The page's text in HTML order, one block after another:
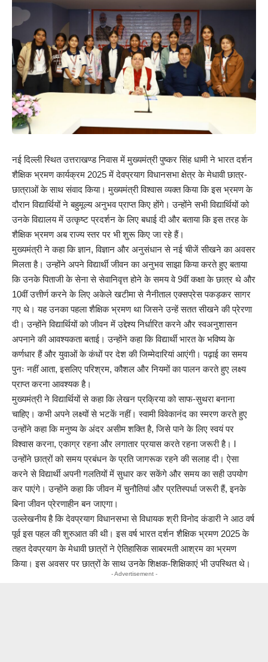
नई दिल्ली स्थित उत्तराखण्ड निवास में मुख्यमंत्री पुष्कर सिंह धामी ने भारत दर्शन
शैक्षिक भ्रमण कार्यक्रम 2025 में देवप्रयाग विधानसभा क्षेत्र के मेधावी छात्र-
छात्राओं के साथ संवाद किया। मुख्यमंत्री विश्वास व्यक्त किया कि इस भ्रमण के
दौरान विद्यार्थियों ने बहुमूल्य अनुभव प्राप्त किए होंगे। उन्होंने सभी विद्यार्थियों को
उनके विद्यालय में उत्कृष्ट प्रदर्शन के लिए बधाई दी और बताया कि इस तरह के
शैक्षिक भ्रमण अब राज्य स्तर पर भी शुरू किए जा रहे हैं।
मुख्यमंत्री ने कहा कि ज्ञान, विज्ञान और अनुसंधान से नई चीजें सीखने का अवसर
मिलता है। उन्होंने अपने विद्यार्थी जीवन का अनुभव साझा किया करते हुए बताया
कि उनके पिताजी के सेना से सेवानिवृत्त होने के समय वे 9वीं कक्षा के छात्र थे और
10वीं उत्तीर्ण करने के लिए अकेले खटीमा से नैनीताल एक्सप्रेस पकड़कर सागर
गए थे। यह उनका पहला शैक्षिक भ्रमण था जिसने उन्हें सतत सीखने की प्रेरणा
दी। उन्होंने विद्यार्थियों को जीवन में उद्देश्य निर्धारित करने और स्वअनुशासन
अपनाने की आवश्यकता बताई। उन्होंने कहा कि विद्यार्थी भारत के भविष्य के
कर्णधार हैं और युवाओं के कंधों पर देश की जिम्मेदारियां आएंगी। पढ़ाई का समय
पुनः नहीं आता, इसलिए परिश्रम, कौशल और नियमों का पालन करते हुए लक्ष्य
प्राप्त करना आवश्यक है।
मुख्यमंत्री ने विद्यार्थियों से कहा कि लेखन प्रक्रिया को साफ-सुथरा बनाना
चाहिए। कभी अपने लक्ष्यों से भटकें नहीं। स्वामी विवेकानंद का स्मरण करते हुए
उन्होंने कहा कि मनुष्य के अंदर असीम शक्ति है, जिसे पाने के लिए स्वयं पर
विश्वास करना, एकाग्र रहना और लगातार प्रयास करते रहना जरूरी है। l
उन्होंने छात्रों को समय प्रबंधन के प्रति जागरूक रहने की सलाह दी। ऐसा
करने से विद्यार्थी अपनी गलतियों में सुधार कर सकेंगे और समय का सही उपयोग
कर पाएंगे। उन्होंने कहा कि जीवन में चुनौतियां और प्रतिस्पर्धा जरूरी हैं, इनके
बिना जीवन प्रेरणाहीन बन जाएगा।
उल्लेखनीय है कि देवप्रयाग विधानसभा से विधायक श्री विनोद कंडारी ने आठ वर्ष
पूर्व इस पहल की शुरुआत की थी। इस वर्ष भारत दर्शन शैक्षिक भ्रमण 2025 के
तहत देवप्रयाग के मेधावी छात्रों ने ऐतिहासिक साबरमती आश्रम का भ्रमण
किया। इस अवसर पर छात्रों के साथ उनके शिक्षक-शिक्षिकाएं भी उपस्थित थे।
- Advertisement -